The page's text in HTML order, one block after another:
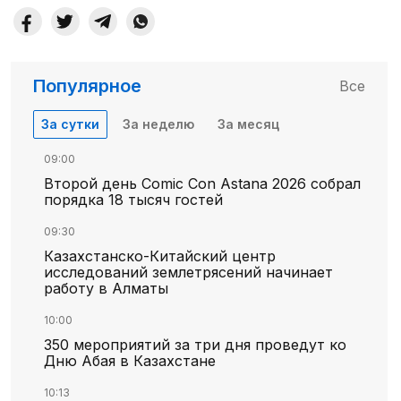
Популярное Все
За сутки За неделю За месяц
09:00
Второй день Comic Con Astana 2026 собрал
порядка 18 тысяч гостей
09:30
Казахстанско-Китайский центр
исследований землетрясений начинает
работу в Алматы
10:00
350 мероприятий за три дня проведут ко
Дню Абая в Казахстане
10:13